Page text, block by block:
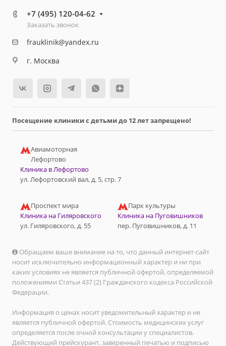
+7 (495) 120-04-62
Заказать звонок
frauklinik@yandex.ru
г. Москва
Посещение клиники с детьми до 12 лет запрещено!
Авиамоторная
Лефортово
Клиника в Лефортово
ул. Лефортовский вал, д. 5, стр. 7
Проспект мира
Клиника на Гиляровского
ул. Гиляровского, д. 55
Парк культуры
Клиника на Пуговишников
пер. Пуговишников, д. 11
Обращаем ваше внимание на то, что данный интернет-сайт
носит исключительно информационный характер и ни при
каких условиях не является публичной офертой, определяемой
положениями Статьи 437 (2) Гражданского кодекса Российской
Федерации.
Информация о ценах носит уведомительный характер и не
является публичной офертой. Стоимость медицинских услуг
определяется после очной консультации у специалистов.
Действующий прейскурант, заверенный печатью и подписью